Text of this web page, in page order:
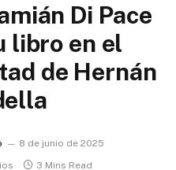
Di Pace
libro en el
de Hernán
8 de junio de 2025
3 Mins Read